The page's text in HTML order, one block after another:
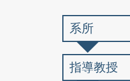
系所
指導教授